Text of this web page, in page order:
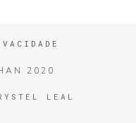
2020
LEAL